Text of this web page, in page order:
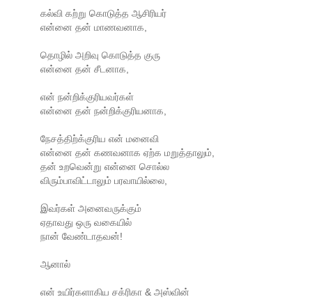
கல்வி கற்று கொடுத்த ஆசிரியர்
என்னை தன் மாணவனாக,
தொழில் அறிவு கொடுத்த குரு
என்னை தன் சீடனாக,
என் நன்றிக்குரியவர்கள்
என்னை தன் நன்றிக்குரியனாக,
நேசத்திற்க்குரிய என் மனைவி
என்னை தன் கணவனாக ஏற்க மறுத்தாலும்,
தன் உறவென்று என்னை சொல்ல
விரும்பாவிட்டாலும் பரவாயில்லை,
இவர்கள் அனைவருக்கும்
ஏதாவது ஒரு வகையில்
நான் வேண்டாதவன்!
ஆனால்
என் உயிர்களாகிய சக்ரிகா & அஸ்வின்